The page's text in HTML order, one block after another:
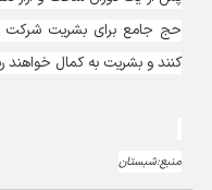
حج جامع برای بشریت شرکت
کنند و بشریت به کمال خواهند
منبع:شبستان